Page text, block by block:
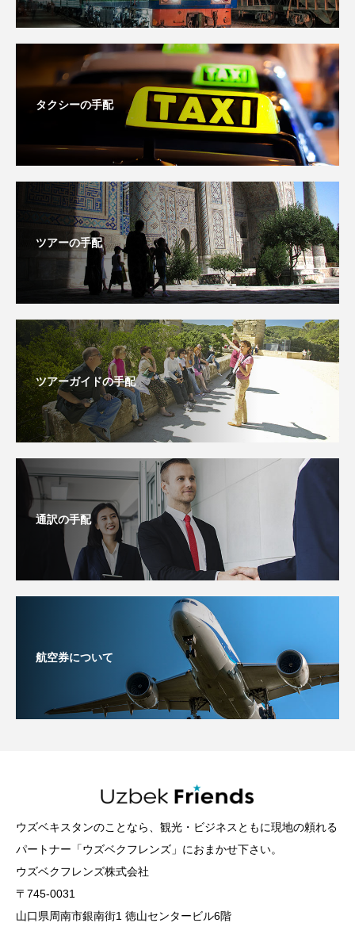
タクシーの手配
ツアーの手配
ツアーガイドの手配
通訳の手配
航空券について
ウズベキスタンのことなら、観光・ビジネスともに現地の頼れる
パートナー「ウズベクフレンズ」におまかせ下さい。
ウズベクフレンズ株式会社
〒745-0031
山口県周南市銀南街1 徳山センタービル6階